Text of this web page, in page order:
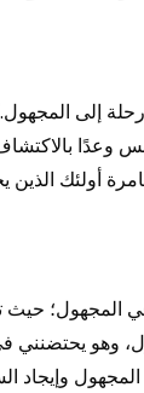
إلى
وعدًا
أولئك
المجهول؛ حيث
وهو يحتضنني
وإيجاد